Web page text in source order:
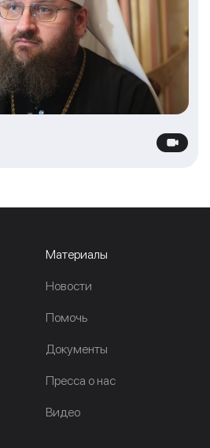
Материалы
Новости
Помочь
Документы
Пресса о нас
Видео